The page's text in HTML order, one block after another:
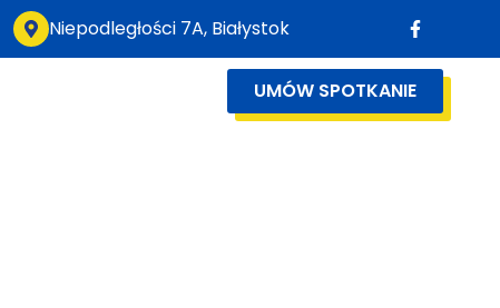
Niepodległości 7A, Białystok
UMÓW SPOTKANIE